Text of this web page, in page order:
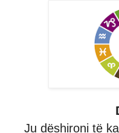
Ju dëshironi të